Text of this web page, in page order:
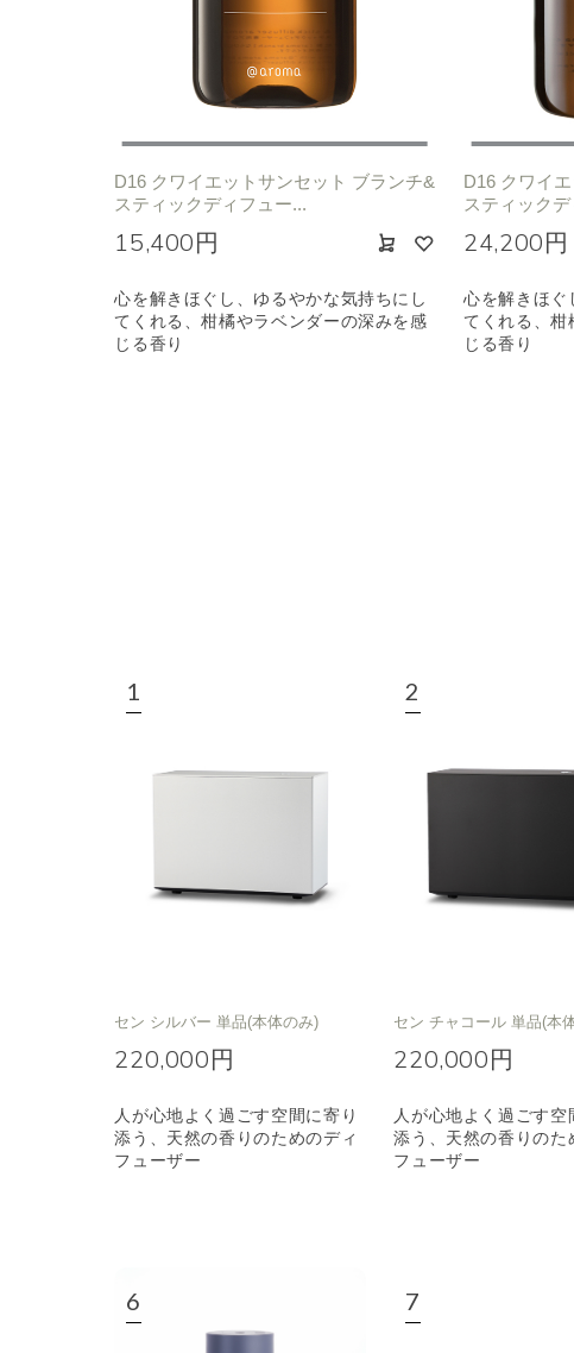
D16 クワイエットサンセット ブランチ&
スティックディフュー...
15,400円
心を解きほぐし、ゆるやかな気持ちにし
てくれる、柑橘やラベンダーの深みを感
じる香り
D16 クワイ
スティック
24,200円
心を解きほぐ
てくれる、柑
じる香り
セン シルバー 単品(本体のみ)
220,000円
人が心地よく過ごす空間に寄り
添う、天然の香りのためのディ
フューザー
セン チャコール 単品(本
220,000円
人が心地よく過ごす空
添う、天然の香りのた
フューザー